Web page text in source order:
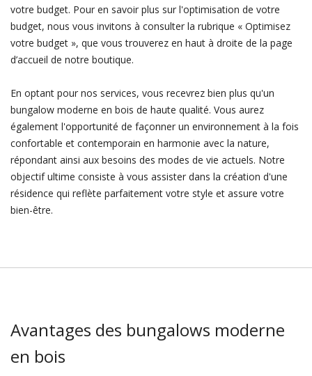
votre budget. Pour en savoir plus sur l'optimisation de votre
budget, nous vous invitons à consulter la rubrique « Optimisez
votre budget », que vous trouverez en haut à droite de la page
d’accueil de notre boutique.
En optant pour nos services, vous recevrez bien plus qu'un
bungalow moderne en bois de haute qualité. Vous aurez
également l'opportunité de façonner un environnement à la fois
confortable et contemporain en harmonie avec la nature,
répondant ainsi aux besoins des modes de vie actuels. Notre
objectif ultime consiste à vous assister dans la création d'une
résidence qui reflète parfaitement votre style et assure votre
bien-être.
Avantages des bungalows moderne
en bois